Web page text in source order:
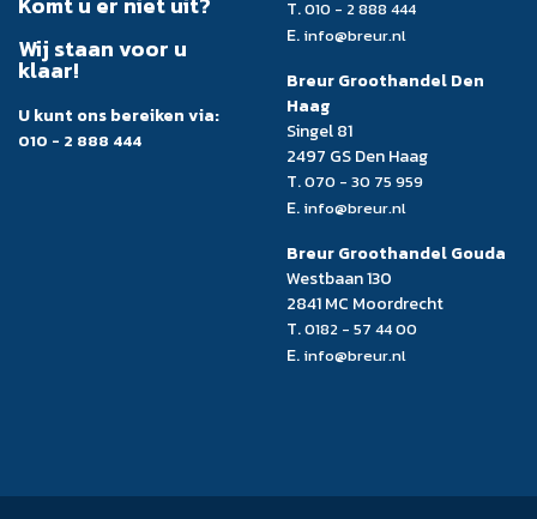
Wij staan voor u
klaar!
U kunt ons bereiken via:
010 - 2 888 444
T.010 - 2 888 444
E. info@breur.nl
Breur Groothandel Den
Haag
Singel 81
2497 GS Den Haag
T.070 - 30 75 959
E. info@breur.nl
Breur Groothandel Gouda
Westbaan 130
2841 MC Moordrecht
T.0182 - 57 44 00
E. info@breur.nl